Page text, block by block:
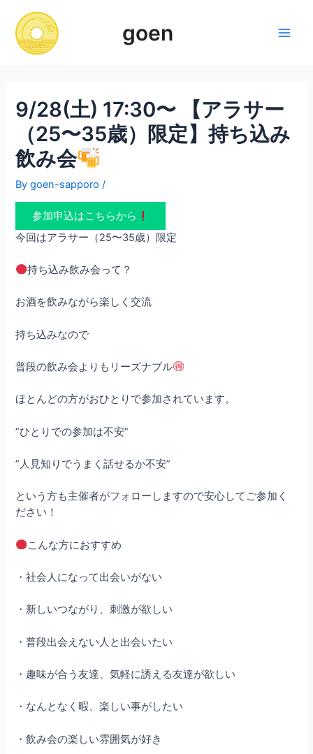
content
goen
9/28(土) 17:30〜 【アラサー
（25〜35歳）限定】持ち込み
飲み会
Bygoen-sapporo/
参加申込はこちらから
今回はアラサー（25〜35歳）限定
持ち込み飲み会って？
お酒を飲みながら楽しく交流
持ち込みなので
普段の飲み会よりもリーズナブル
ほとんどの方がおひとりで参加されています。
”ひとりでの参加は不安”
”人見知りでうまく話せるか不安”
という方も主催者がフォローしますので安心してご参加く
ださい！
こんな方におすすめ
・社会人になって出会いがない
・新しいつながり、刺激が欲しい
・普段出会えない人と出会いたい
・趣味が合う友達、気軽に誘える友達が欲しい
・なんとなく暇、楽しい事がしたい
・飲み会の楽しい雰囲気が好き